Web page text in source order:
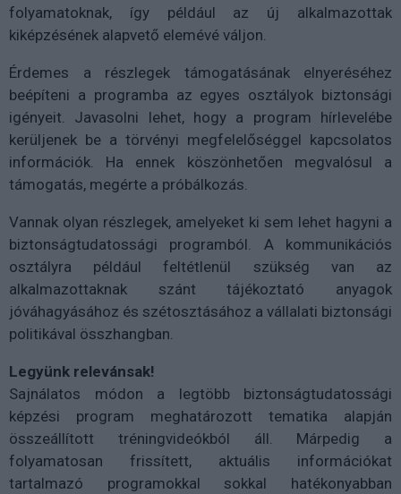
folyamatoknak, így például az új alkalmazottak
kiképzésének alapvető elemévé váljon.
Érdemes a részlegek támogatásának elnyeréséhez
beépíteni a programba az egyes osztályok biztonsági
igényeit. Javasolni lehet, hogy a program hírlevelébe
kerüljenek be a törvényi megfelelőséggel kapcsolatos
információk. Ha ennek köszönhetően megvalósul a
támogatás, megérte a próbálkozás.
Vannak olyan részlegek, amelyeket ki sem lehet hagyni a
biztonságtudatossági programból. A kommunikációs
osztályra például feltétlenül szükség van az
alkalmazottaknak szánt tájékoztató anyagok
jóváhagyásához és szétosztásához a vállalati biztonsági
politikával összhangban.
Legyünk relevánsak!
Sajnálatos módon a legtöbb biztonságtudatossági
képzési program meghatározott tematika alapján
összeállított tréningvideókból áll. Márpedig a
folyamatosan frissített, aktuális információkat
tartalmazó programokkal sokkal hatékonyabban